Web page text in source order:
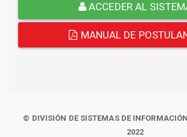
ACCEDER AL
MANUAL DE
© DIVISIÓN DE SISTEMAS DE
2022